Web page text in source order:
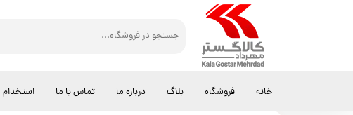
خانه فروشگاه بلاگ درباره ما تماس با ما استخدام کالاگستر مهرداد نوشیدنی نکتار موهیتو سن ایچ - 1 لیتر